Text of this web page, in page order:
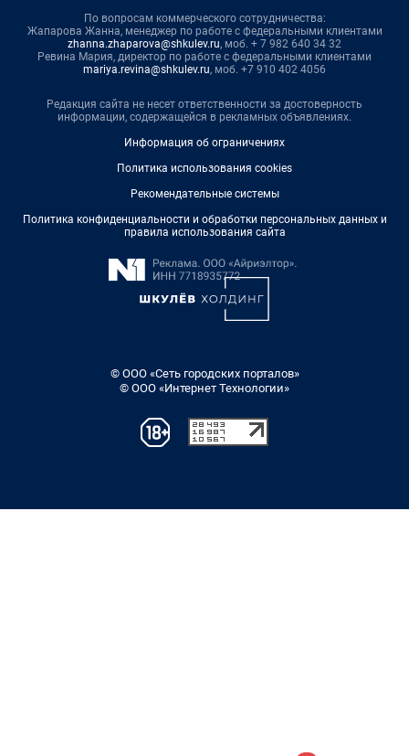
По вопросам коммерческого сотрудничества:
Жапарова Жанна, менеджер по работе с федеральными клиентами
zhanna.zhaparova@shkulev.ru, моб. + 7 982 640 34 32
Ревина Мария, директор по работе с федеральными клиентами
mariya.revina@shkulev.ru, моб. +7 910 402 4056
Редакция сайта не несет ответственности за достоверность
информации, содержащейся в рекламных объявлениях.
Информация об ограничениях
Политика использования cookies
Рекомендательные системы
Политика конфиденциальности и обработки персональных данных и
правила использования сайта
© ООО «Сеть городских порталов»
© ООО «Интернет Технологии»